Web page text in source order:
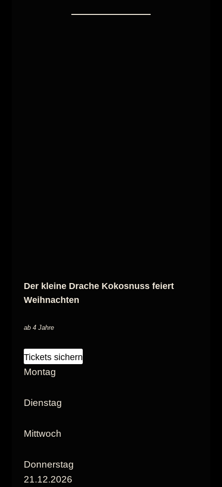
Der kleine Drache Kokosnuss feiert
Weihnachten
ab 4 Jahre
Tickets sichern
Montag
Dienstag
Mittwoch
Donnerstag
21.12.2026